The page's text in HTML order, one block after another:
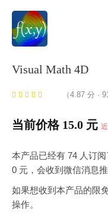
Visual Math 4D
（4.87 分 ·
当前价格 15.0 元
本产品已经有 74 人订
0 元，会收到微信消息推
如果想收到本产品的限
操作。